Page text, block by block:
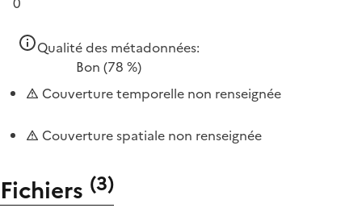
Qualité des métadonnées:
Bon (78 %)
Couverture temporelle non renseignée
Couverture spatiale non renseignée
Fichiers (3)